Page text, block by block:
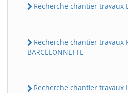
Recherche chantier travaux
Recherche chantier travaux
BARCELONNETTE
Recherche chantier travaux